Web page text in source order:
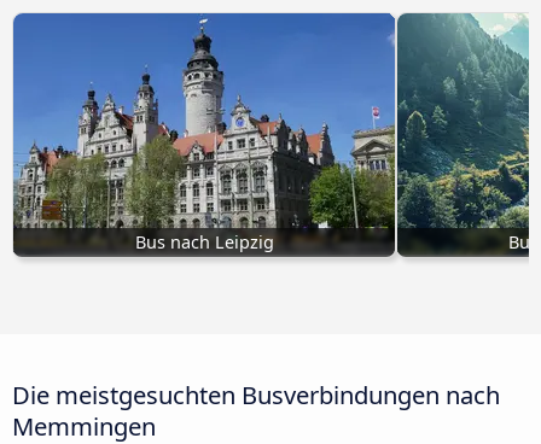
Bus nach Leipzig
Die meistgesuchten Busverbindungen nach
Memmingen